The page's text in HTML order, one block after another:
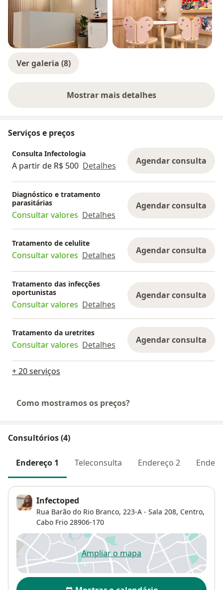
Ver galeria (8)
Mostrar mais detalhes
sobre a experiência
Serviços e preços
Consulta Infectologia
A partir de R$ 500 Detalhes Agendar consulta
Diagnóstico e tratamento
parasitárias
Consultar valores Detalhes
Agendar consulta
Tratamento de celulite
Consultar valores Detalhes Agendar consulta
Tratamento das infecções
oportunistas
Consultar valores Detalhes
Agendar consulta
Tratamento da uretrites
Consultar valores Detalhes Agendar consulta
+ 20 serviços
Como mostramos os preços?
Consultórios (4)
Endereço 1 Teleconsulta Endereço 2
Infectoped
Rua Barão do Rio Branco, 223-A - Sala 208, Centro,
Cabo Frio 28906-170
Ampliar o mapaabre num novo separador
Disponibilidade